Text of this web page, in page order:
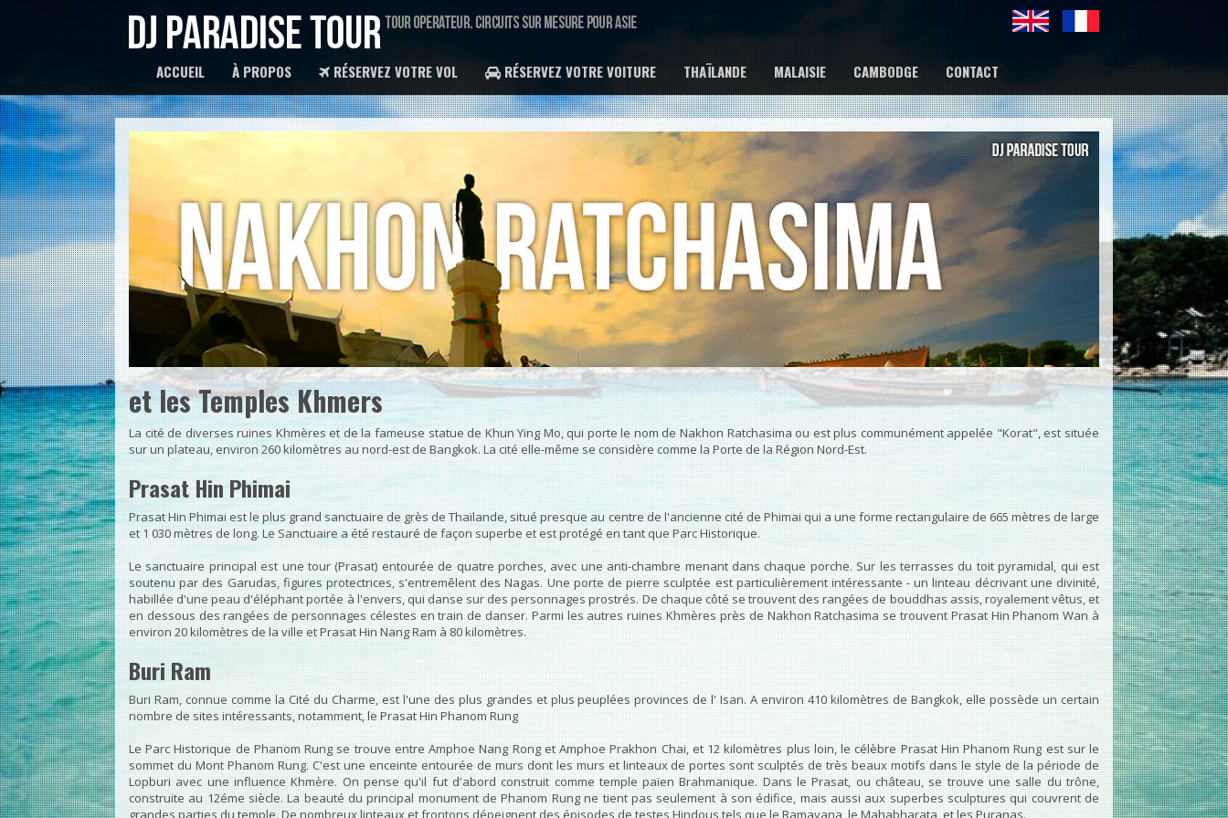
ACCUEIL À PROPOS RÉSERVEZ VOTRE VOL RÉSERVEZ VOTRE VOITURE THAÏLANDE MALAISIE CAMBODGE CONTACT
et les Temples Khmers
La cité de diverses ruines Khmères et de la fameuse statue de Khun Ying Mo, qui porte le nom de Nakhon Ratchasima ou est plus communément appelée "Korat", est située
sur un plateau, environ 260 kilomètres au nord-est de Bangkok. La cité elle-même se considère comme la Porte de la Région Nord-Est.
Prasat Hin Phimai
Prasat Hin Phimai est le plus grand sanctuaire de grès de Thaïlande, situé presque au centre de l'ancienne cité de Phimai qui a une forme rectangulaire de 665 mètres de large
et 1 030 mètres de long. Le Sanctuaire a été restauré de façon superbe et est protégé en tant que Parc Historique.
Le sanctuaire principal est une tour (Prasat) entourée de quatre porches, avec une anti-chambre menant dans chaque porche. Sur les terrasses du toit pyramidal, qui est
soutenu par des Garudas, figures protectrices, s'entremêlent des Nagas. Une porte de pierre sculptée est particulièrement intéressante - un linteau décrivant une divinité,
habillée d'une peau d'éléphant portée à l'envers, qui danse sur des personnages prostrés. De chaque côté se trouvent des rangées de bouddhas assis, royalement vêtus, et
en dessous des rangées de personnages célestes en train de danser. Parmi les autres ruines Khmères près de Nakhon Ratchasima se trouvent Prasat Hin Phanom Wan à
environ 20 kilomètres de la ville et Prasat Hin Nang Ram à 80 kilomètres.
Buri Ram
Buri Ram, connue comme la Cité du Charme, est l'une des plus grandes et plus peuplées provinces de l' Isan. A environ 410 kilomètres de Bangkok, elle possède un certain
nombre de sites intéressants, notamment, le Prasat Hin Phanom Rung
Le Parc Historique de Phanom Rung se trouve entre Amphoe Nang Rong et Amphoe Prakhon Chai, et 12 kilomètres plus loin, le célèbre Prasat Hin Phanom Rung est sur le
sommet du Mont Phanom Rung. C'est une enceinte entourée de murs dont les murs et linteaux de portes sont sculptés de très beaux motifs dans le style de la période de
Lopburi avec une influence Khmère. On pense qu'il fut d'abord construit comme temple païen Brahmanique. Dans le Prasat, ou château, se trouve une salle du trône,
construite au 12éme siècle. La beauté du principal monument de Phanom Rung ne tient pas seulement à son édifice, mais aussi aux superbes sculptures qui couvrent de
grandes parties du temple. De nombreux linteaux et frontons dépeignent des épisodes de testes Hindous tels que le Ramayana, le Mahabharata, et les Puranas.